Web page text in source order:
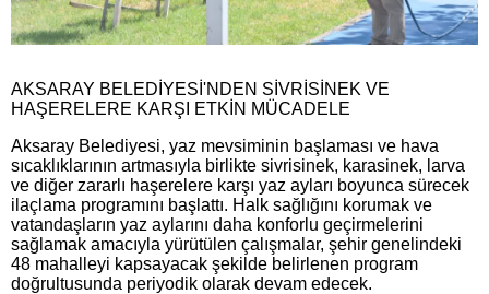
AKSARAY BELEDİYESİ'NDEN SİVRİSİNEK VE
HAŞERELERE KARŞI ETKİN MÜCADELE
Aksaray Belediyesi, yaz mevsiminin başlaması ve hava
sıcaklıklarının artmasıyla birlikte sivrisinek, karasinek, larva
ve diğer zararlı haşerelere karşı yaz ayları boyunca sürecek
ilaçlama programını başlattı. Halk sağlığını korumak ve
vatandaşların yaz aylarını daha konforlu geçirmelerini
sağlamak amacıyla yürütülen çalışmalar, şehir genelindeki
48 mahalleyi kapsayacak şekilde belirlenen program
doğrultusunda periyodik olarak devam edecek.